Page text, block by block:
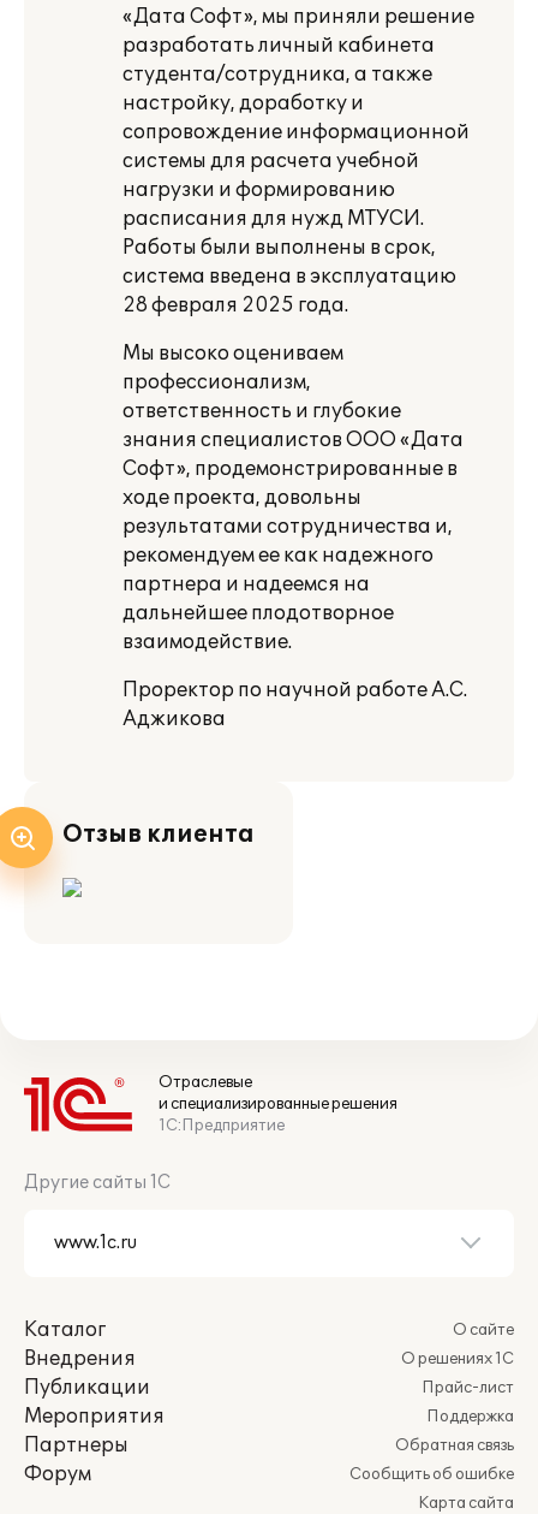
«Дата Софт», мы приняли решение
разработать личный кабинета
студента/сотрудника, а также
настройку, доработку и
сопровождение информационной
системы для расчета учебной
нагрузки и формированию
расписания для нужд МТУСИ.
Работы были выполнены в срок,
система введена в эксплуатацию
28 февраля 2025 года.
Мы высоко оцениваем
профессионализм,
ответственность и глубокие
знания специалистов ООО «Дата
Софт», продемонстрированные в
ходе проекта, довольны
результатами сотрудничества и,
рекомендуем ее как надежного
партнера и надеемся на
дальнейшее плодотворное
взаимодействие.
Проректор по научной работе А.С.
Аджикова
Отзыв клиента
Отраслевые
и специализированные решения
1С:Предприятие
Другие сайты 1С
Каталог
Внедрения
Публикации
Мероприятия
Партнеры
Форум
О сайте
О решениях 1С
Прайс-лист
Поддержка
Обратная связь
Сообщить об ошибке
Карта сайта